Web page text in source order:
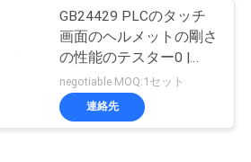
GB24429 PLCのタッチ
画面のヘルメットの剛さ
の性能のテスター0 |
2000N
negotiable MOQ:1セット
連絡先